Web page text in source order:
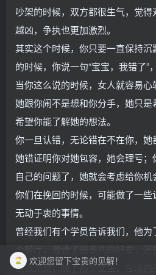
吵架的时候，双方都很生气，觉
越凶，争执也更加激烈。
其实这个时候，你只要一直保持
的时候，你说一句“宝宝，我错了”
当你这么说的时候，女人就容易心
她跟你闹不是想和你分手，她只是
希望你能了解她的想法。
你一旦认错，无论错在不在你，
她错证明你对她包容，她会理亏
自己的问题了，她就会考虑给你机
你们在挽回的时候，可能做了一
无动于衷的事情。
曾经我们有个学员告诉我们，他
个餐厅，邀请了很多共同好友，
点点滴滴，除了那个女生，在场
欢迎您留下宝贵的见解！